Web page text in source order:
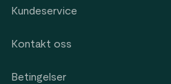
Kundeservice
Kontakt oss
Betingelser